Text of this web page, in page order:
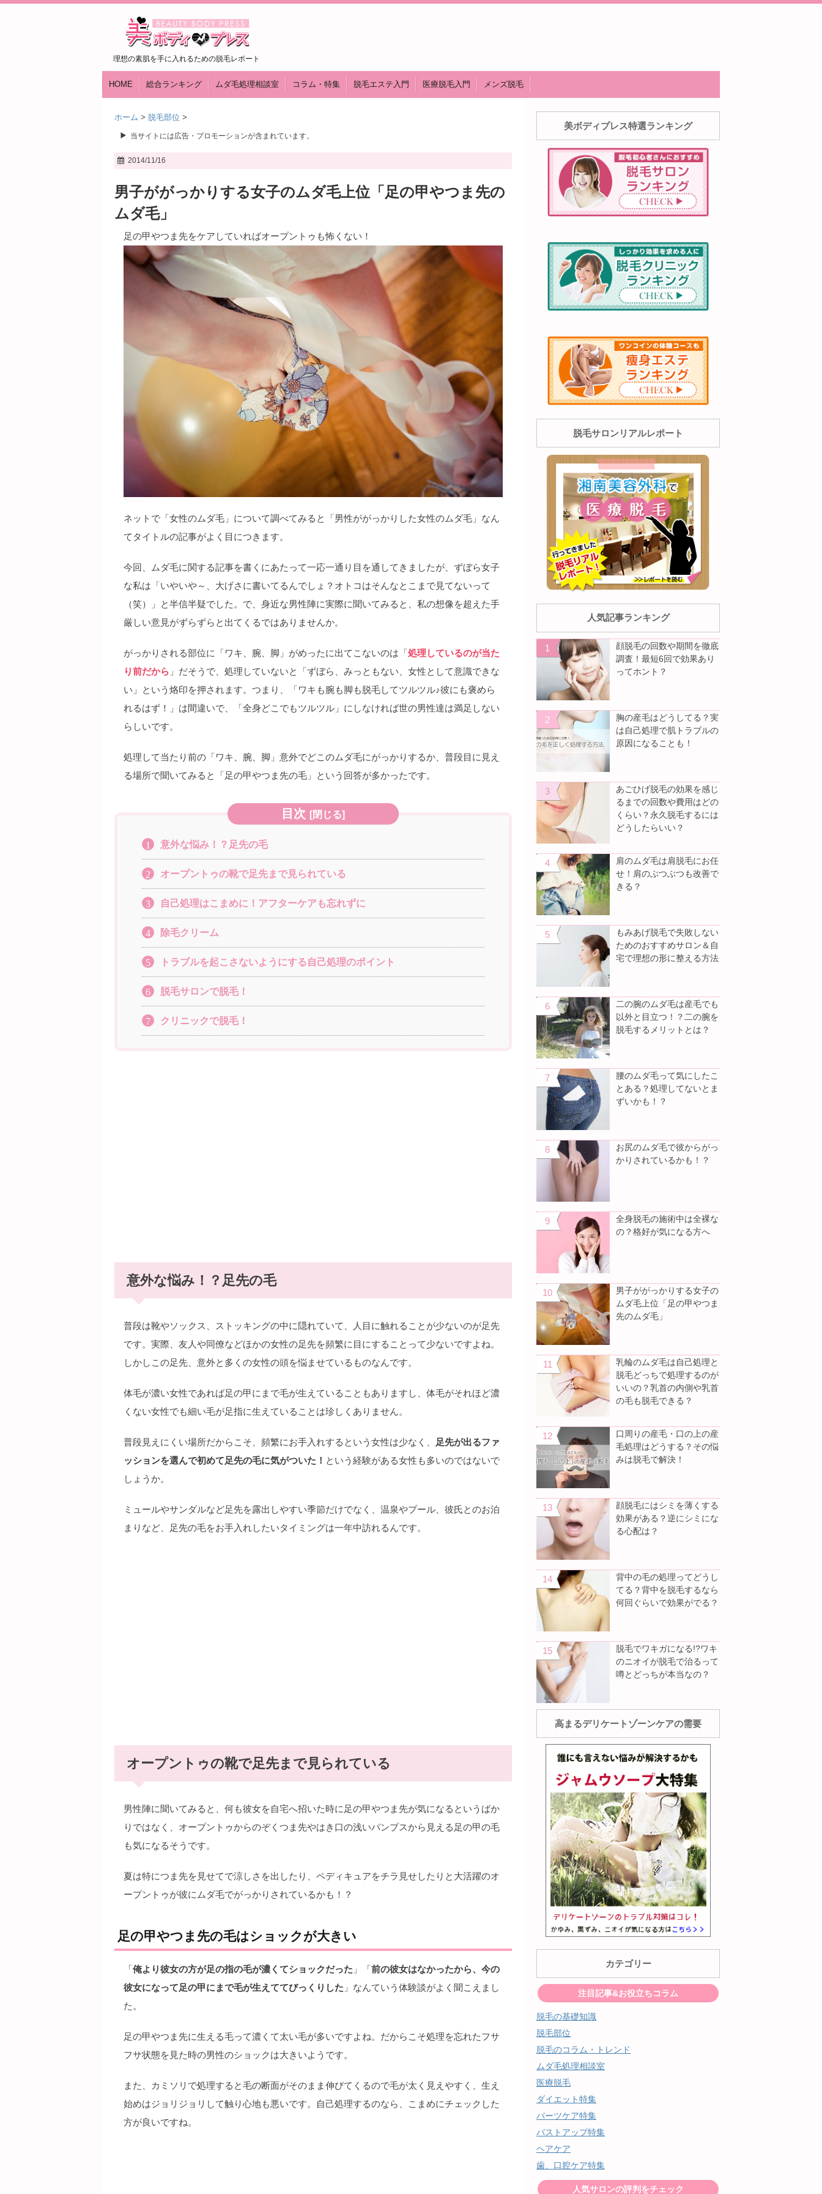
理想の素肌を手に入れるための脱毛レポート
HOME 総合ランキング ムダ毛処理相談室 コラム・特集 脱毛エステ入門 医療脱毛入門 メンズ脱毛
ホーム > 脱毛部位 >
当サイトには広告・プロモーションが含まれています。
2014/11/16
男子ががっかりする女子のムダ毛上位「足の甲やつま先の
ムダ毛」
足の甲やつま先をケアしていればオープントゥも怖くない！
ネットで「女性のムダ毛」について調べてみると「男性ががっかりした女性のムダ毛」なん
てタイトルの記事がよく目につきます。
今回、ムダ毛に関する記事を書くにあたって一応一通り目を通してきましたが、ずぼら女子
な私は「いやいや～、大げさに書いてるんでしょ？オトコはそんなとこまで見てないって
（笑）」と半信半疑でした。で、身近な男性陣に実際に聞いてみると、私の想像を超えた手
厳しい意見がずらずらと出てくるではありませんか。
がっかりされる部位に「ワキ、腕、脚」がめったに出てこないのは「処理しているのが当た
り前だから 」だそうで、処理していないと「ずぼら、みっともない、女性として意識できな
い」という烙印を押されます。つまり、「ワキも腕も脚も脱毛してツルツル♪彼にも褒めら
れるはず！」は間違いで、「全身どこでもツルツル」にしなければ世の男性達は満足しない
らしいです。
処理して当たり前の「ワキ、腕、脚」意外でどこのムダ毛にがっかりするか、普段目に見え
る場所で聞いてみると「足の甲やつま先の毛」という回答が多かったです。
目次 [閉じる]
1 意外な悩み！？足先の毛
2 オープントゥの靴で足先まで見られている
3 自己処理はこまめに！アフターケアも忘れずに
4 除毛クリーム
5 トラブルを起こさないようにする自己処理のポイント
6 脱毛サロンで脱毛！
7 クリニックで脱毛！
意外な悩み！？足先の毛
普段は靴やソックス、ストッキングの中に隠れていて、人目に触れることが少ないのが足先
です。実際、友人や同僚などほかの女性の足先を頻繁に目にすることって少ないですよね。
しかしこの足先、意外と多くの女性の頭を悩ませているものなんです。
体毛が濃い女性であれば足の甲にまで毛が生えていることもありますし、体毛がそれほど濃
くない女性でも細い毛が足指に生えていることは珍しくありません。
普段見えにくい場所だからこそ、頻繁にお手入れするという女性は少なく、
足先が出るファ
ッションを選んで初めて足先の毛に気がついた！ という経験がある女性も多いのではないで
しょうか。
ミュールやサンダルなど足先を露出しやすい季節だけでなく、温泉やプール、彼氏とのお泊
まりなど、足先の毛をお手入れしたいタイミングは一年中訪れるんです。
オープントゥの靴で足先まで見られている
男性陣に聞いてみると、何も彼女を自宅へ招いた時に足の甲やつま先が気になるというばか
りではなく、オープントゥからのぞくつま先やはき口の浅いパンプスから見える足の甲の毛
も気になるそうです。
夏は特につま先を見せてで涼しさを出したり、ペディキュアをチラ見せしたりと大活躍のオ
ープントゥが彼にムダ毛でがっかりされているかも！？
足の甲やつま先の毛はショックが大きい
「俺より彼女の方が足の指の毛が濃くてショックだった 」「前の彼女はなかったから、今の
彼女になって足の甲にまで毛が生えててびっくりした 」なんていう体験談がよく聞こえまし
た。
足の甲やつま先に生える毛って濃くて太い毛が多いですよね。だからこそ処理を忘れたフサ
フサ状態を見た時の男性のショックは大きいようです。
また、カミソリで処理すると毛の断面がそのまま伸びてくるので毛が太く見えやすく、生え
始めはジョリジョリして触り心地も悪いです。自己処理するのなら、こまめにチェックした
方が良いですね。
美ボディプレス特選ランキング
脱毛サロンリアルレポート
人気記事ランキング
顔脱毛の回数や期間を徹底
調査！最短6回で効果あり
ってホント？
胸の産毛はどうしてる？実
は自己処理で肌トラブルの
原因になることも！
あごひげ脱毛の効果を感じ
るまでの回数や費用はどの
くらい？永久脱毛するには
どうしたらいい？
肩のムダ毛は肩脱毛にお任
せ！肩のぶつぶつも改善で
きる？
もみあげ脱毛で失敗しない
ためのおすすめサロン＆自
宅で理想の形に整える方法
二の腕のムダ毛は産毛でも
以外と目立つ！？二の腕を
脱毛するメリットとは？
腰のムダ毛って気にしたこ
とある？処理してないとま
ずいかも！？
お尻のムダ毛で彼からがっ
かりされているかも！？
全身脱毛の施術中は全裸な
の？格好が気になる方へ
男子ががっかりする女子の
ムダ毛上位「足の甲やつま
先のムダ毛」
乳輪のムダ毛は自己処理と
脱毛どっちで処理するのが
いいの？乳首の内側や乳首
の毛も脱毛できる？
口周りの産毛・口の上の産
毛処理はどうする？その悩
みは脱毛で解決！
顔脱毛にはシミを薄くする
効果がある？逆にシミにな
る心配は？
背中の毛の処理ってどうし
てる？背中を脱毛するなら
何回ぐらいで効果がでる？
脱毛でワキガになる!?ワキ
のニオイが脱毛で治るって
噂とどっちが本当なの？
高まるデリケートゾーンケアの需要
カテゴリー
注目記事&お役立ちコラム
脱毛の基礎知識
脱毛部位
脱毛のコラム・トレンド
ムダ毛処理相談室
医療脱毛
ダイエット特集
パーツケア特集
バストアップ特集
ヘアケア
歯、口腔ケア特集
人気サロンの評判をチェック